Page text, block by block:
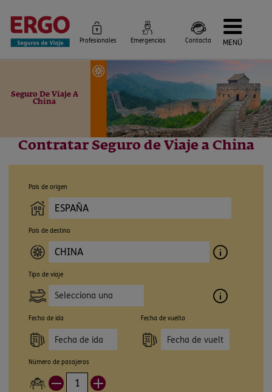
Profesionales Emergencias Contacta MENÚ
Más Seguros
Seguro De Viaje A
China
Contratar Seguro de Viaje a China
País de origen
País de destino
Tipo de viaje
Selecciona una
opción
Fecha de ida Fecha de vuelta
Número de pasajeros